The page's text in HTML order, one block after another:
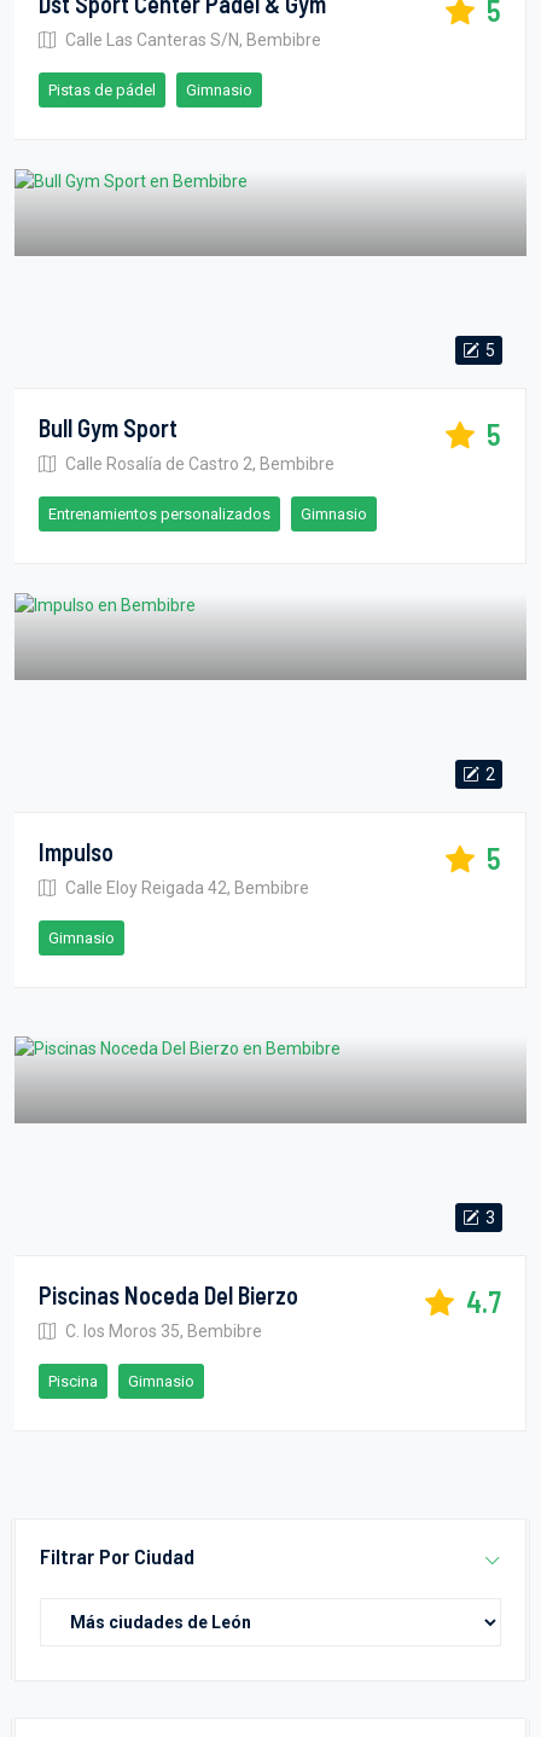
Filtrar Por Ciudad
Calle Las Canteras S/N, Bembibre
5
Pistas de pádel Gimnasio
5
Bull Gym Sport
Calle Rosalía de Castro 2, Bembibre
5
Entrenamientos personalizados Gimnasio
2
Impulso
Calle Eloy Reigada 42, Bembibre
5
Gimnasio
3
Piscinas Noceda Del Bierzo
C. los Moros 35, Bembibre
4.7
Piscina Gimnasio